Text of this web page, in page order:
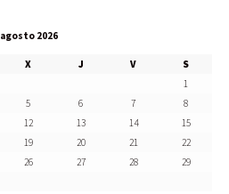
agosto 2026
X J V S
1
5 6 7
8
12 13 14
15
19 20 21
22
26 27 28
29